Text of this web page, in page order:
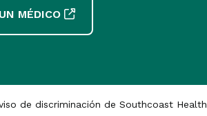
MÉDICO
de discriminación de Southcoast Health